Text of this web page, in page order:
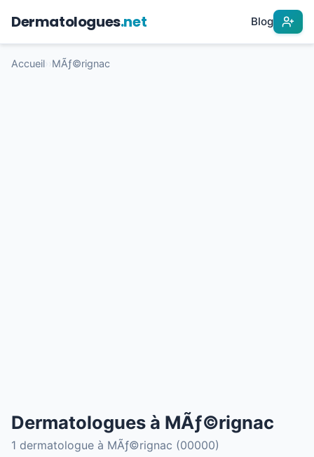
Dermatologues.net Blog
Accueil MÃƒ©rignac
Dermatologues à MÃƒ©rignac
1 dermatologue à MÃƒ©rignac (00000)